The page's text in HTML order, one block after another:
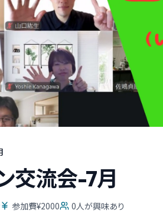
交流会-7月
参加費¥2000 0人が興味あり